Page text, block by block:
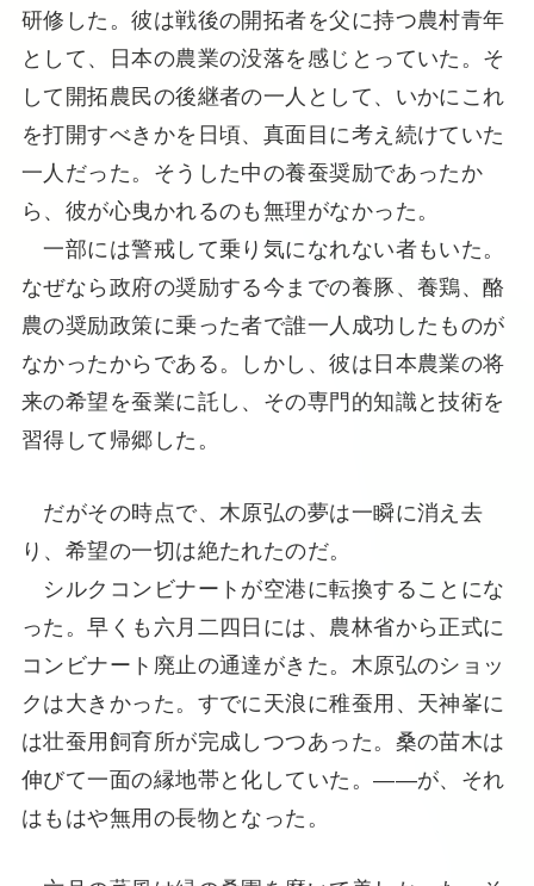
研修した。彼は戦後の開拓者を父に持つ農村青年
として、日本の農業の没落を感じとっていた。そ
して開拓農民の後継者の一人として、いかにこれ
を打開すべきかを日頃、真面目に考え続けていた
一人だった。そうした中の養蚕奨励であったか
ら、彼が心曳かれるのも無理がなかった。
一部には警戒して乗り気になれない者もいた。
なぜなら政府の奨励する今までの養豚、養鶏、酪
農の奨励政策に乗った者で誰一人成功したものが
なかったからである。しかし、彼は日本農業の将
来の希望を蚕業に託し、その専門的知識と技術を
習得して帰郷した。
だがその時点で、木原弘の夢は一瞬に消え去
り、希望の一切は絶たれたのだ。
シルクコンビナートが空港に転換することにな
った。早くも六月二四日には、農林省から正式に
コンビナート廃止の通達がきた。木原弘のショッ
クは大きかった。すでに天浪に稚蚕用、天神峯に
は壮蚕用飼育所が完成しつつあった。桑の苗木は
伸びて一面の縁地帯と化していた。――が、それ
はもはや無用の長物となった。